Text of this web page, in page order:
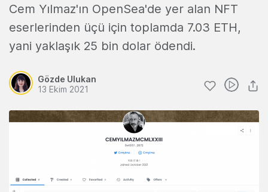
Cem Yılmaz'ın OpenSea'de yer alan NFT
eserlerinden üçü için toplamda 7.03 ETH,
yani yaklaşık 25 bin dolar ödendi.
Gözde Ulukan
13 Ekim 2021